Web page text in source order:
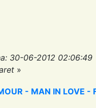
30-06-2012 02:06:49
»
- MAN IN LOVE